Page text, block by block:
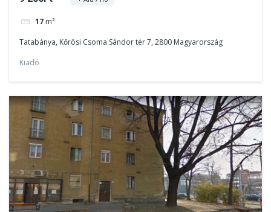
17 m²
Tatabánya, Kőrösi Csoma Sándor tér 7, 2800 Magyarország
Kiadó